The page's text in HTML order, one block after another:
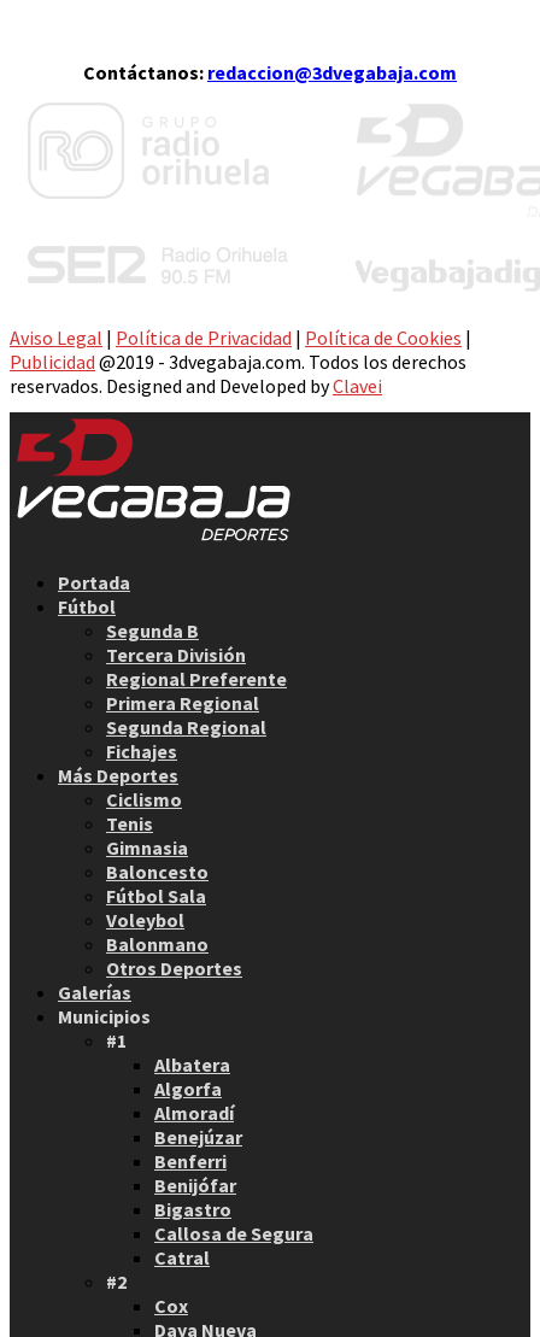
Contáctanos: redaccion@3dvegabaja.com
Aviso Legal | Política de Privacidad | Política de Cookies |
Publicidad @2019 - 3dvegabaja.com. Todos los derechos
reservados. Designed and Developed byClavei
Portada
Fútbol
Segunda B
Tercera División
Regional Preferente
Primera Regional
Segunda Regional
Fichajes
Más Deportes
Ciclismo
Tenis
Gimnasia
Baloncesto
Fútbol Sala
Voleybol
Balonmano
Otros Deportes
Galerías
Municipios
#1
Albatera
Algorfa
Almoradí
Benejúzar
Benferri
Benijófar
Bigastro
Callosa de Segura
Catral
#2
Cox
Daya Nueva